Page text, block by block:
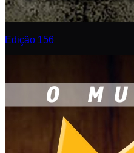
Edição 156